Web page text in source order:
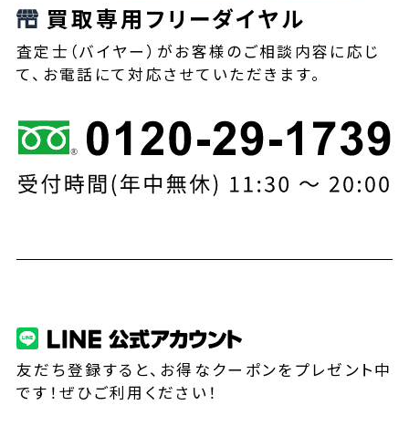
買取専用フリーダイヤル
査定士（バイヤー）がお客様のご相談内容に応じ
て、お電話にて対応させていただきます。
友だち登録すると、お得なクーポンをプレゼント中
です！ぜひご利用ください！